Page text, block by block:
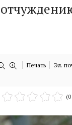
Печать Эл.